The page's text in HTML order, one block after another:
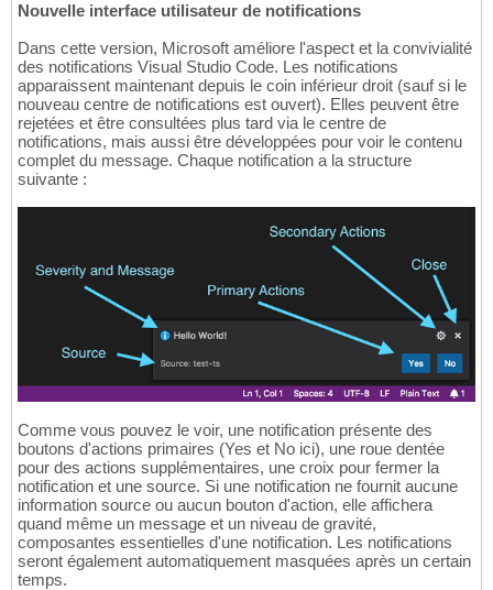
Nouvelle interface utilisateur de notifications
Dans cette version, Microsoft améliore l'aspect et la convivialité
des notifications Visual Studio Code. Les notifications
apparaissent maintenant depuis le coin inférieur droit (sauf si le
nouveau centre de notifications est ouvert). Elles peuvent être
rejetées et être consultées plus tard via le centre de
notifications, mais aussi être développées pour voir le contenu
complet du message. Chaque notification a la structure
suivante :
Comme vous pouvez le voir, une notification présente des
boutons d'actions primaires (Yes et No ici), une roue dentée
pour des actions supplémentaires, une croix pour fermer la
notification et une source. Si une notification ne fournit aucune
information source ou aucun bouton d'action, elle affichera
quand même un message et un niveau de gravité,
composantes essentielles d'une notification. Les notifications
seront également automatiquement masquées après un certain
temps.